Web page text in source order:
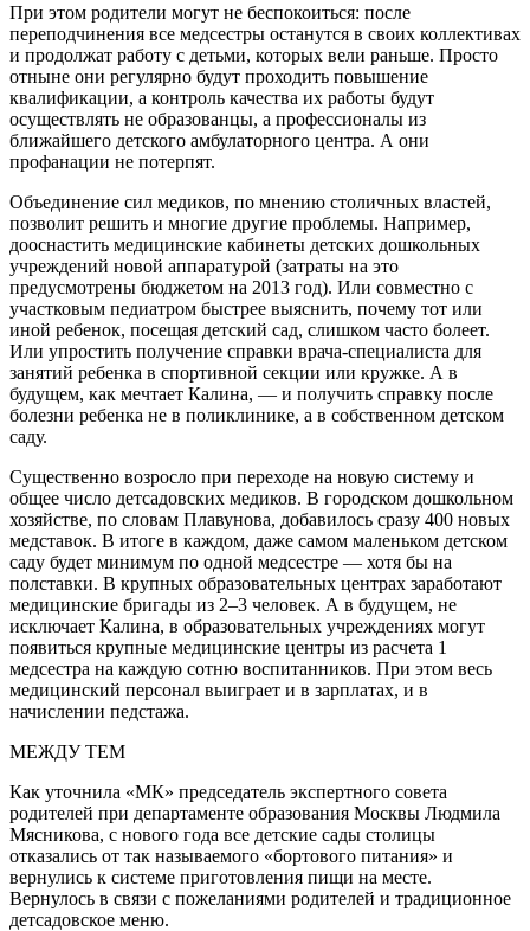
При этом родители могут не беспокоиться: после
переподчинения все медсестры останутся в своих коллективах
и продолжат работу с детьми, которых вели раньше. Просто
отныне они регулярно будут проходить повышение
квалификации, а контроль качества их работы будут
осуществлять не образованцы, а профессионалы из
ближайшего детского амбулаторного центра. А они
профанации не потерпят.
Объединение сил медиков, по мнению столичных властей,
позволит решить и многие другие проблемы. Например,
дооснастить медицинские кабинеты детских дошкольных
учреждений новой аппаратурой (затраты на это
предусмотрены бюджетом на 2013 год). Или совместно с
участковым педиатром быстрее выяснить, почему тот или
иной ребенок, посещая детский сад, слишком часто болеет.
Или упростить получение справки врача-специалиста для
занятий ребенка в спортивной секции или кружке. А в
будущем, как мечтает Калина, — и получить справку после
болезни ребенка не в поликлинике, а в собственном детском
саду.
Существенно возросло при переходе на новую систему и
общее число детсадовских медиков. В городском дошкольном
хозяйстве, по словам Плавунова, добавилось сразу 400 новых
медставок. В итоге в каждом, даже самом маленьком детском
саду будет минимум по одной медсестре — хотя бы на
полставки. В крупных образовательных центрах заработают
медицинские бригады из 2–3 человек. А в будущем, не
исключает Калина, в образовательных учреждениях могут
появиться крупные медицинские центры из расчета 1
медсестра на каждую сотню воспитанников. При этом весь
медицинский персонал выиграет и в зарплатах, и в
начислении педстажа.
МЕЖДУ ТЕМ
Как уточнила «МК» председатель экспертного совета
родителей при департаменте образования Москвы Людмила
Мясникова, с нового года все детские сады столицы
отказались от так называемого «бортового питания» и
вернулись к системе приготовления пищи на месте.
Вернулось в связи с пожеланиями родителей и традиционное
детсадовское меню.